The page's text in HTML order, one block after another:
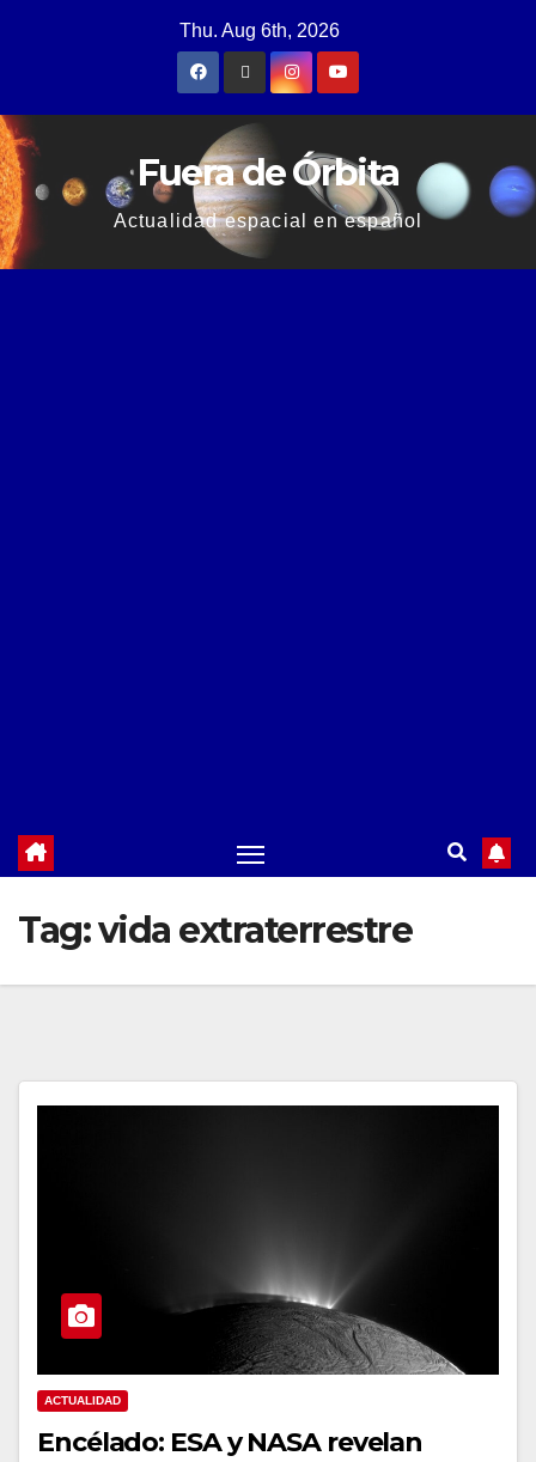
Thu. Aug 6th, 2026
Fuera de Órbita
Actualidad espacial en español
Tag:vida extraterrestre
ACTUALIDAD
Encélado: ESA y NASA revelan